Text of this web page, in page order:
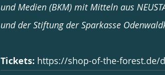
und Medien (BKM) mit Mitteln aus
und der Stiftung der Sparkasse
Tickets: https://shop-of-the-forest.de/